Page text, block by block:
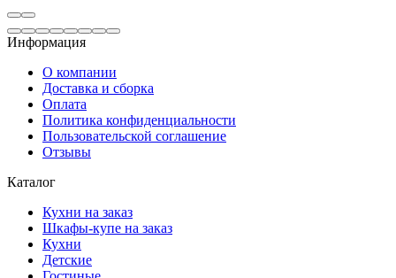
Информация
О компании
Доставка и сборка
Оплата
Политика конфиденциальности
Пользовательской соглашение
Отзывы
Каталог
Кухни на заказ
Шкафы-купе на заказ
Кухни
Детские